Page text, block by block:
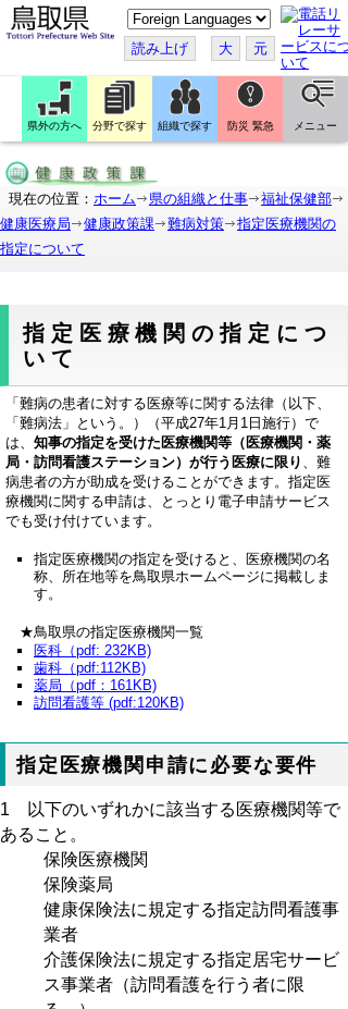
こ
の
ペ
ー
ジ
翻
訳
す
読み上げ 大 元
県外の方へ 分野で探す 組織で探す 防災 緊急 メニュー
現在の位置： ホーム 県の組織と仕事
福祉保健部
健康医療局
健康政策課 難病対策
指定医療機関の
指定について
指定医療機関の指定につ
いて
「難病の患者に対する医療等に関する法律（以下、
「難病法」という。）（平成27年1月1日施行）で
は、 知事の指定を受けた医療機関等（医療機関・薬
局・訪問看護ステーション）が行う医療に限り
、難
病患者の方が助成を受けることができます。指定医
療機関に関する申請は、とっとり電子申請サービス
でも受け付けています。
指定医療機関の指定を受けると、医療機関の名
称、所在地等を鳥取県ホームページに掲載しま
す。
★鳥取県の指定医療機関一覧
医科（pdf: 232KB)
歯科（pdf:112KB)
薬局（pdf：161KB)
訪問看護等 (pdf:120KB)
指定医療機関申請に必要な要件
1 以下のいずれかに該当する医療機関等で
あること。
保険医療機関
保険薬局
健康保険法に規定する指定訪問看護事
業者
介護保険法に規定する指定居宅サービ
ス事業者（訪問看護を行う者に限